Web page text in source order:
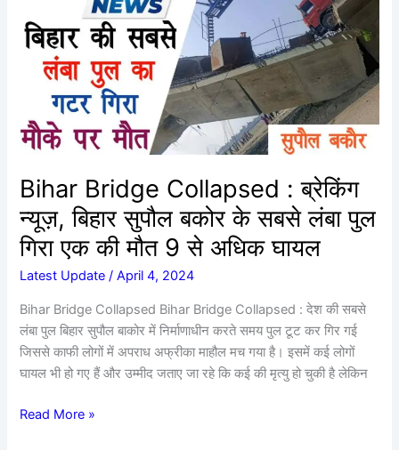
Bihar Bridge Collapsed : ब्रेकिंग
न्यूज़, बिहार सुपौल बकोर के सबसे लंबा पुल
गिरा एक की मौत 9 से अधिक घायल
Latest Update /April 4, 2024
Bihar Bridge Collapsed Bihar Bridge Collapsed : देश की सबसे
लंबा पुल बिहार सुपौल बाकोर में निर्माणाधीन करते समय पुल टूट कर गिर गई
जिससे काफी लोगों में अपराध अफ्रीका माहौल मच गया है। इसमें कई लोगों
घायल भी हो गए हैं और उम्मीद जताए जा रहे कि कई की मृत्यु हो चुकी है लेकिन
ब्रेकिंग
न्यूज़,
बकोर
सबसे
लंबा
पुल
गिरा
एक
की
मौत
9
से
अधिक
Read More »